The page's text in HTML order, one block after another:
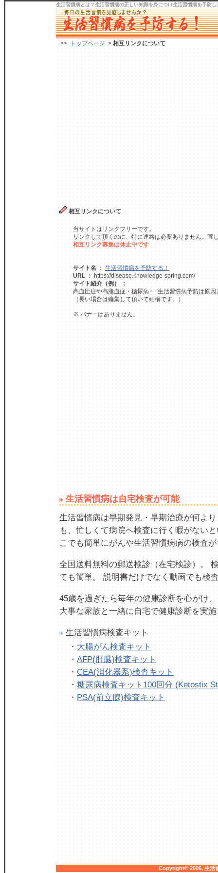
生活習慣病とは？生活習慣病の正しい知識を身につけ生活習慣病を予防
>> トップページ > 相互リンクについて
相互リンクについて
当サイトはリンクフリーです。
リンクして頂くのに、特に連絡は必要ありません。宜
相互リンク募集は休止中です
サイト名 ：生活習慣病を予防する！
URL ： https://disease.knowledge-spring.com/
サイト紹介（例） ：
高血圧症や高脂血症・糖尿病･･･生活習慣病予防は原
（長い場合は編集して頂いて結構です。）
※ バナーはありません。
生活習慣病は自宅検査が可能
生活習慣病は早期発見・早期治療が何よ
も、忙しくて病院へ検査に行く暇がない
こでも簡単にがんや生活習慣病病の検査
全国送料無料の郵送検診（在宅検診）。
ても簡単。 説明書だけでなく動画でも検
45歳を過ぎたら毎年の健康診断を心がけ、
大事な家族と一緒に自宅で健康診断を実
生活習慣病検査キット
・ 大腸がん検査キット
・ AFP(肝臓)検査キット
・ CEA(消化器系)検査キット
・ 糖尿病検査キット100回分 (Ketostix
・ PSA(前立腺)検査キット
Copyright© 2006, 生活